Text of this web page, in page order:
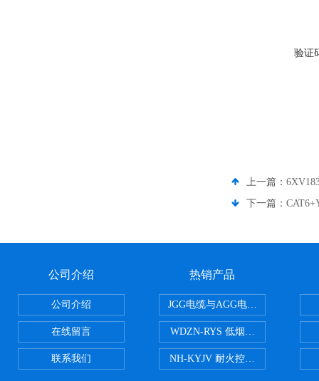
验证
上一篇：
下一篇：
公司介绍
公司介绍
在线留言
联系我们
热销产品
JGG电缆与AGG电缆有什么区别
WDZN-RYS 低烟无卤耐火双绞线
NH-KYJV 耐火控制电缆